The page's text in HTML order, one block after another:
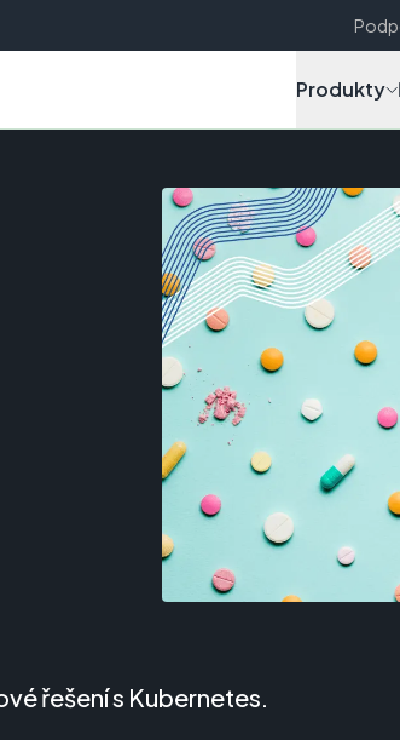
Produkty
řešení s Kubernetes.